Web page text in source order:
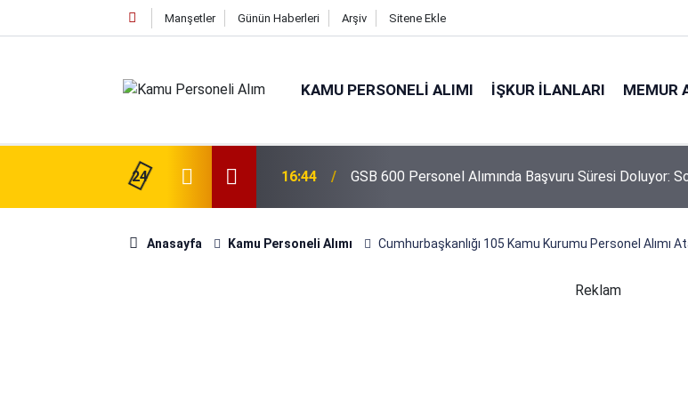
Manşetler Günün Haberleri Arşiv Sitene Ekle
KAMU PERSONELI ALIMI İŞKUR İLANLARI MEMUR
24
Alımı Gündemde! Bakan Çiftçi Süreci
16:44 GSB 600 Personel Alımında Başvuru Süresi Doluyor:
Anasayfa Kamu Personeli Alımı Cumhurbaşkanlığı 105 Kamu Kurumu Personel Alımı
Reklam